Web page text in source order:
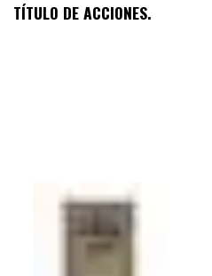
TÍTULO DE ACCIONES.